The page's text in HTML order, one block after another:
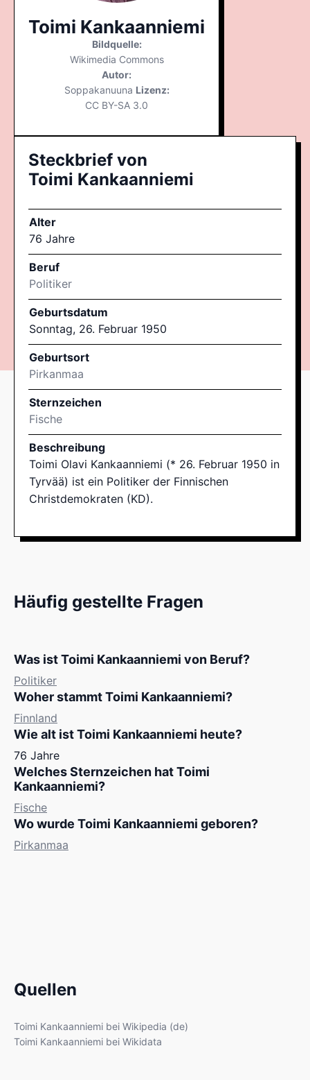
Toimi Kankaanniemi
Bildquelle:
Wikimedia Commons
Autor:
Soppakanuuna Lizenz:
CC BY-SA 3.0
Steckbrief von
Toimi Kankaanniemi
Alter
76 Jahre
Beruf
Politiker
Geburtsdatum
Sonntag, 26. Februar 1950
Geburtsort
Pirkanmaa
Sternzeichen
Fische
Beschreibung
Toimi Olavi Kankaanniemi (* 26. Februar 1950 in
Tyrvää) ist ein Politiker der Finnischen
Christdemokraten (KD).
Häufig gestellte Fragen
Was ist Toimi Kankaanniemi von Beruf?
Politiker
Woher stammt Toimi Kankaanniemi?
Finnland
Wie alt ist Toimi Kankaanniemi heute?
76 Jahre
Welches Sternzeichen hat Toimi
Kankaanniemi?
Fische
Wo wurde Toimi Kankaanniemi geboren?
Pirkanmaa
Quellen
Toimi Kankaanniemi bei Wikipedia (de)
Toimi Kankaanniemi bei Wikidata